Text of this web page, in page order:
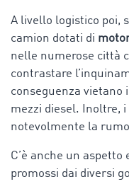
A livello logistico poi,
camion dotati di
nelle numerose città
contrastare
conseguenza
mezzi diesel. Inoltre,
notevolmente la
C’è anche un
promossi dai diversi